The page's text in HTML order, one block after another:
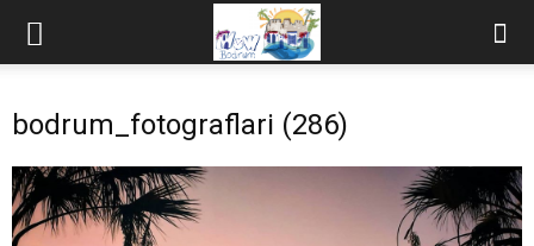
bodrum_fotograflari (286)